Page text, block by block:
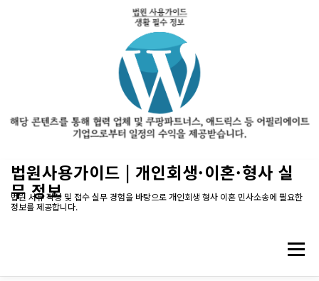
법원사용가이드 | 개인회생·이혼·형사 실
무 정보
법원 서류 작성 및 접수 실무 경험을 바탕으로 개인회생 형사 이혼 민사소송에 필요한
정보를 제공합니다.
메뉴